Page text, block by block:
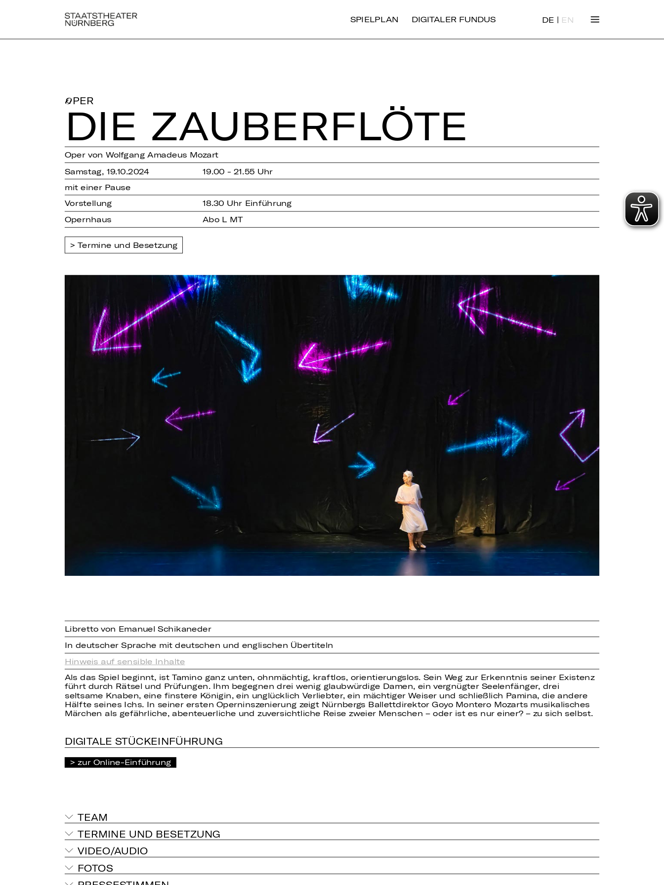
SPIELPLAN DIGITALER FUNDUS DE | EN
OPER
DIE ZAU­BER­FLÖ­TE
Oper von Wolfgang Amadeus Mozart
Samstag, 19.10.2024
19.00 - 21.55 Uhr
mit einer Pause
Vorstellung
18.30 Uhr Einführung
Opernhaus
Abo L MT
Termine und Besetzung
Libretto von Emanuel Schikaneder
In deutscher Sprache mit deutschen und englischen Übertiteln
Hinweis auf sensible Inhalte
Als das Spiel beginnt, ist Tamino ganz unten, ohnmächtig, kraftlos, orientierungslos. Sein Weg zur Erkenntnis seiner Existenz
führt durch Rätsel und Prüfungen. Ihm begegnen drei wenig glaubwürdige Damen, ein vergnügter Seelenfänger, drei
seltsame Knaben, eine finstere Königin, ein unglücklich Verliebter, ein mächtiger Weiser und schließlich Pamina, die andere
Hälfte seines Ichs. In seiner ersten Operninszenierung zeigt Nürnbergs Ballettdirektor Goyo Montero Mozarts musikalisches
Märchen als gefährliche, abenteuerliche und zuversichtliche Reise zweier Menschen – oder ist es nur einer? – zu sich selbst.
DIGITALE STÜCKEINFÜHRUNG
zur Online-Einführung
TEAM
TERMINE UND BESETZUNG
VIDEO/AUDIO
FOTOS